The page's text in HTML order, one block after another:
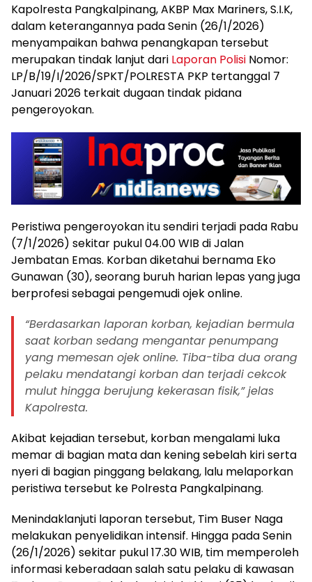
Kapolresta Pangkalpinang, AKBP Max Mariners, S.I.K,
dalam keterangannya pada Senin (26/1/2026)
menyampaikan bahwa penangkapan tersebut
merupakan tindak lanjut dari Laporan Polisi Nomor:
LP/B/19/I/2026/SPKT/POLRESTA PKP tertanggal 7
Januari 2026 terkait dugaan tindak pidana
pengeroyokan.
Peristiwa pengeroyokan itu sendiri terjadi pada Rabu
(7/1/2026) sekitar pukul 04.00 WIB di Jalan
Jembatan Emas. Korban diketahui bernama Eko
Gunawan (30), seorang buruh harian lepas yang juga
berprofesi sebagai pengemudi ojek online.
“Berdasarkan laporan korban, kejadian bermula
saat korban sedang mengantar penumpang
yang memesan ojek online. Tiba-tiba dua orang
pelaku mendatangi korban dan terjadi cekcok
mulut hingga berujung kekerasan fisik,” jelas
Kapolresta.
Akibat kejadian tersebut, korban mengalami luka
memar di bagian mata dan kening sebelah kiri serta
nyeri di bagian pinggang belakang, lalu melaporkan
peristiwa tersebut ke Polresta Pangkalpinang.
Menindaklanjuti laporan tersebut, Tim Buser Naga
melakukan penyelidikan intensif. Hingga pada Senin
(26/1/2026) sekitar pukul 17.30 WIB, tim memperoleh
informasi keberadaan salah satu pelaku di kawasan